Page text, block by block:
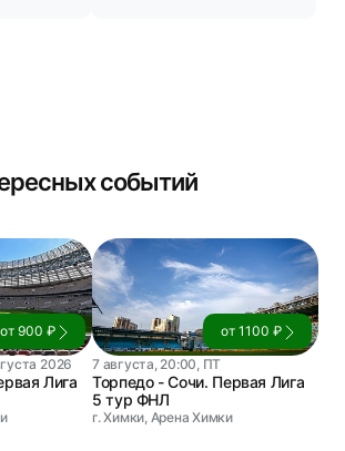
событий
от 900 ₽
2026
Лига
от 1100 ₽
7 августа, 20:00, ПТ
Торпедо - Сочи. Первая Лига
5 тур ФНЛ
г. Химки, Арена Химки